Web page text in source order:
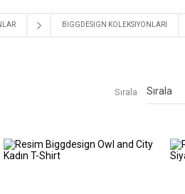
BIGGDESIGN KOLEKSIYONLARI
Sırala